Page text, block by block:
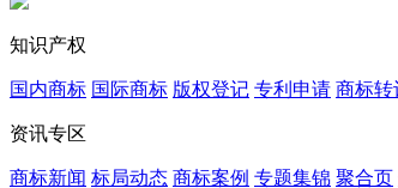
知识产权
国内商标 国际商标 版权登记 专利申请 商标转
资讯专区
商标新闻 标局动态 商标案例 专题集锦 聚合页